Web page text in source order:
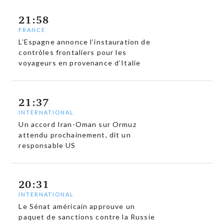
21:58
FRANCE
L’Espagne annonce l’instauration de
contrôles frontaliers pour les
voyageurs en provenance d’Italie
21:37
INTERNATIONAL
Un accord Iran-Oman sur Ormuz
attendu prochainement, dit un
responsable US
20:31
INTERNATIONAL
Le Sénat américain approuve un
paquet de sanctions contre la Russie